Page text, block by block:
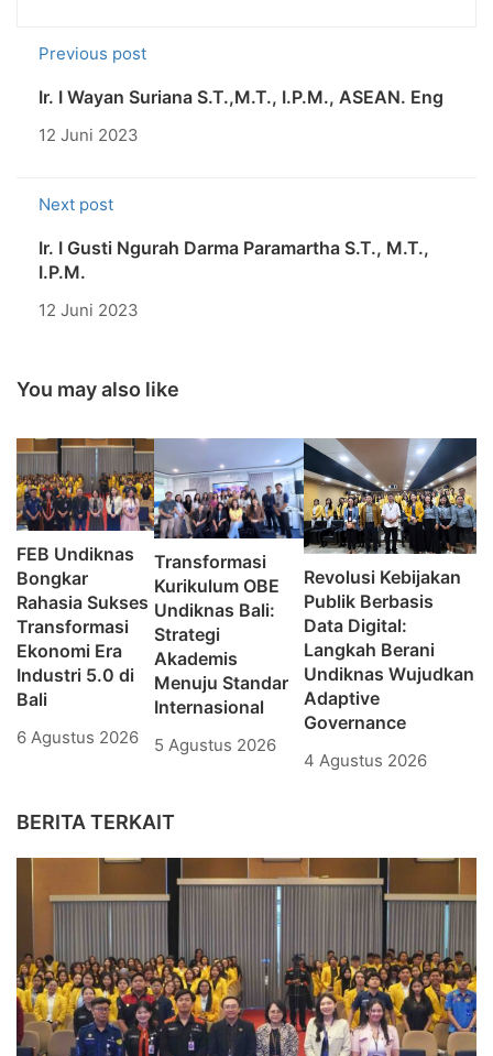
Previous post
Ir. I Wayan Suriana S.T.,M.T., I.P.M., ASEAN. Eng
12 Juni 2023
Next post
Ir. I Gusti Ngurah Darma Paramartha S.T., M.T.,
I.P.M.
12 Juni 2023
You may also like
FEB Undiknas
Bongkar
Rahasia Sukses
Transformasi
Ekonomi Era
Industri 5.0 di
Bali
6 Agustus 2026
Transformasi
Kurikulum OBE
Undiknas Bali:
Strategi
Akademis
Menuju Standar
Internasional
5 Agustus 2026
Revolusi Kebijakan
Publik Berbasis
Data Digital:
Langkah Berani
Undiknas Wujudkan
Adaptive
Governance
4 Agustus 2026
BERITA TERKAIT